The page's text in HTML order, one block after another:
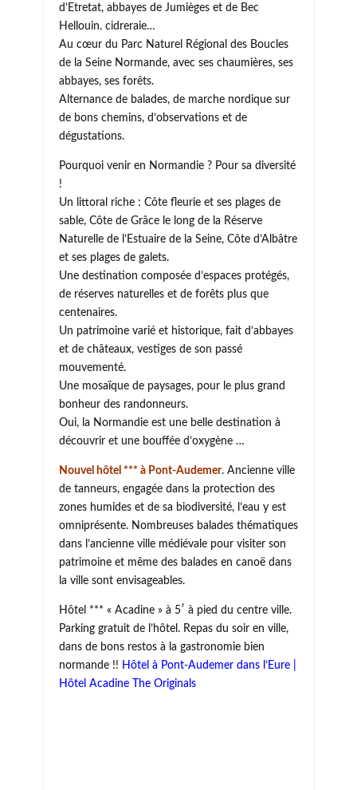
d’Etretat, abbayes de Jumièges et de Bec
Hellouin. cidreraie…
Au cœur du Parc Naturel Régional des Boucles
de la Seine Normande, avec ses chaumières, ses
abbayes, ses forêts.
Alternance de balades, de marche nordique sur
de bons chemins, d’observations et de
dégustations.
Pourquoi venir en Normandie ? Pour sa diversité
!
Un littoral riche : Côte fleurie et ses plages de
sable, Côte de Grâce le long de la Réserve
Naturelle de l’Estuaire de la Seine, Côte d’Albâtre
et ses plages de galets.
Une destination composée d’espaces protégés,
de réserves naturelles et de forêts plus que
centenaires.
Un patrimoine varié et historique, fait d’abbayes
et de châteaux, vestiges de son passé
mouvementé.
Une mosaïque de paysages, pour le plus grand
bonheur des randonneurs.
Oui, la Normandie est une belle destination à
découvrir et une bouffée d’oxygène …
Nouvel hôtel *** à Pont-Audemer. Ancienne ville
de tanneurs, engagée dans la protection des
zones humides et de sa biodiversité, l’eau y est
omniprésente. Nombreuses balades thématiques
dans l’ancienne ville médiévale pour visiter son
patrimoine et même des balades en canoë dans
la ville sont envisageables.
Hôtel *** « Acadine » à 5′ à pied du centre ville.
Parking gratuit de l’hôtel. Repas du soir en ville,
dans de bons restos à la gastronomie bien
normande !! Hôtel à Pont-Audemer dans l’Eure |
Hôtel Acadine The Originals